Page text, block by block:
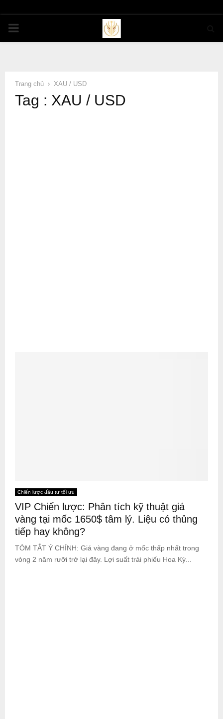
PRIMARY
Trang chủ XAU / USD
Tag : XAU / USD
Chiến lược đầu tư tối ưu
VIP Chiến lược: Phân tích kỹ thuật giá
vàng tại mốc 1650$ tâm lý. Liệu có thủng
tiếp hay không?
TÓM TẮT Ý CHÍNH: Giá vàng đang ở mốc thấp nhất trong
vòng 2 năm rưỡi trở lại đây. Lợi suất trái phiếu Hoa Kỳ...